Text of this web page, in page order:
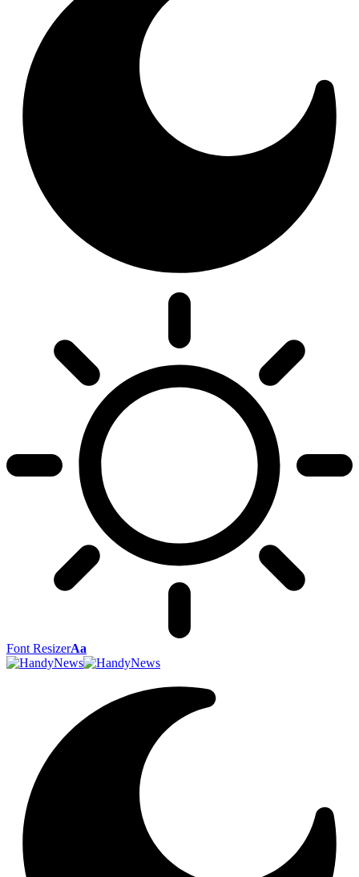
Font ResizerAa